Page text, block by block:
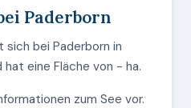
Paderborn
bei Paderborn in
eine Fläche von - ha.
zum See vor.